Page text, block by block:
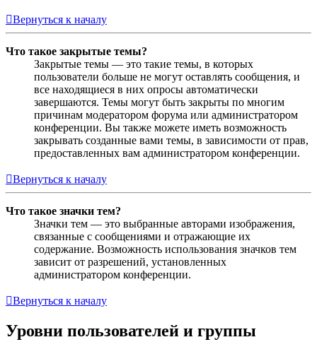
Вернуться к началу
Что такое закрытые темы?
Закрытые темы — это такие темы, в которых
пользователи больше не могут оставлять сообщения, и
все находящиеся в них опросы автоматически
завершаются. Темы могут быть закрыты по многим
причинам модератором форума или администратором
конференции. Вы также можете иметь возможность
закрывать созданные вами темы, в зависимости от прав,
предоставленных вам администратором конференции.
Вернуться к началу
Что такое значки тем?
Значки тем — это выбранные авторами изображения,
связанные с сообщениями и отражающие их
содержание. Возможность использования значков тем
зависит от разрешений, установленных
администратором конференции.
Вернуться к началу
Уровни пользователей и группы